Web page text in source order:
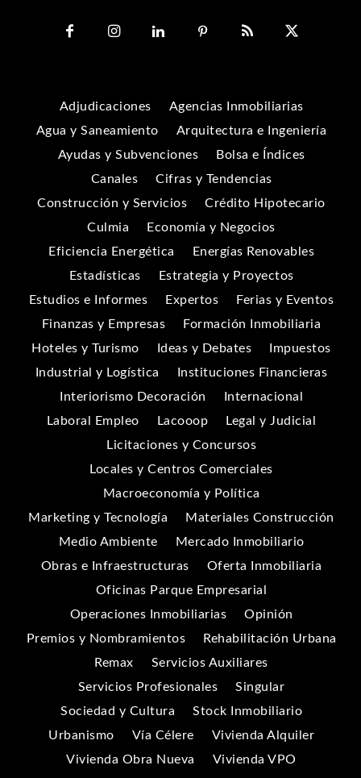
Adjudicaciones
Agencias Inmobiliarias
Agua y Saneamiento
Arquitectura e Ingeniería
Ayudas y Subvenciones
Bolsa e Índices
Canales
Cifras y Tendencias
Construcción y Servicios
Crédito Hipotecario
Culmia
Economía y Negocios
Eficiencia Energética
Energías Renovables
Estadísticas
Estrategia y Proyectos
Estudios e Informes
Expertos
Ferias y Eventos
Finanzas y Empresas
Formación Inmobiliaria
Hoteles y Turismo
Ideas y Debates
Impuestos
Industrial y Logística
Instituciones Financieras
Interiorismo Decoración
Internacional
Laboral Empleo
Lacooop
Legal y Judicial
Licitaciones y Concursos
Locales y Centros Comerciales
Macroeconomía y Política
Marketing y Tecnología
Materiales Construcción
Medio Ambiente
Mercado Inmobiliario
Obras e Infraestructuras
Oferta Inmobiliaria
Oficinas Parque Empresarial
Operaciones Inmobiliarias
Opinión
Premios y Nombramientos
Rehabilitación Urbana
Remax
Servicios Auxiliares
Servicios Profesionales
Singular
Sociedad y Cultura
Stock Inmobiliario
Urbanismo
Vía Célere
Vivienda Alquiler
Vivienda Obra Nueva
Vivienda VPO